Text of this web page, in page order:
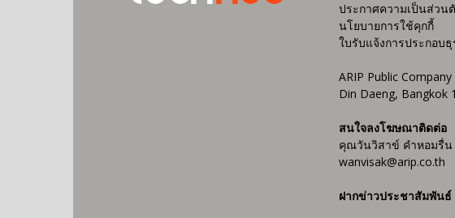
ประกาศความเป็นส่วน
นโยบายการใช้คุกกี้
ใบรับแจ้งการประกอบ
ARIP Public
Din Daeng, Bangkok
สนใจลงโฆษณาติดต่อ
คุณวันวิสาข์ คำหอมรื่น
wanvisak@arip.co.th
ฝากข่าวประชาสัมพันธ์